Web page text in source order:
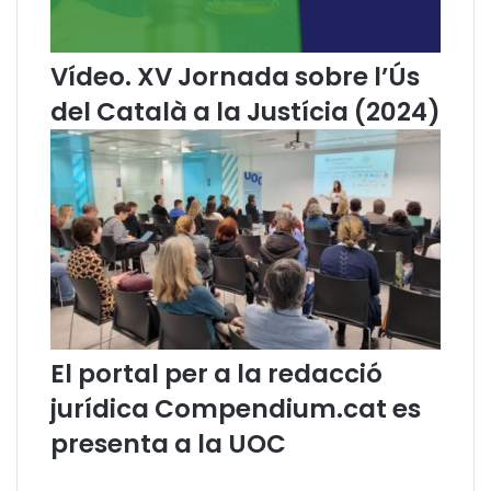
à
a
l
a
J
u
s
t
í
c
i
a
a
a
l
à
Vídeo. XV Jornada sobre l’Ús
del Català a la Justícia (2024)
El portal per a la redacció
jurídica Compendium.cat es
presenta a la UOC